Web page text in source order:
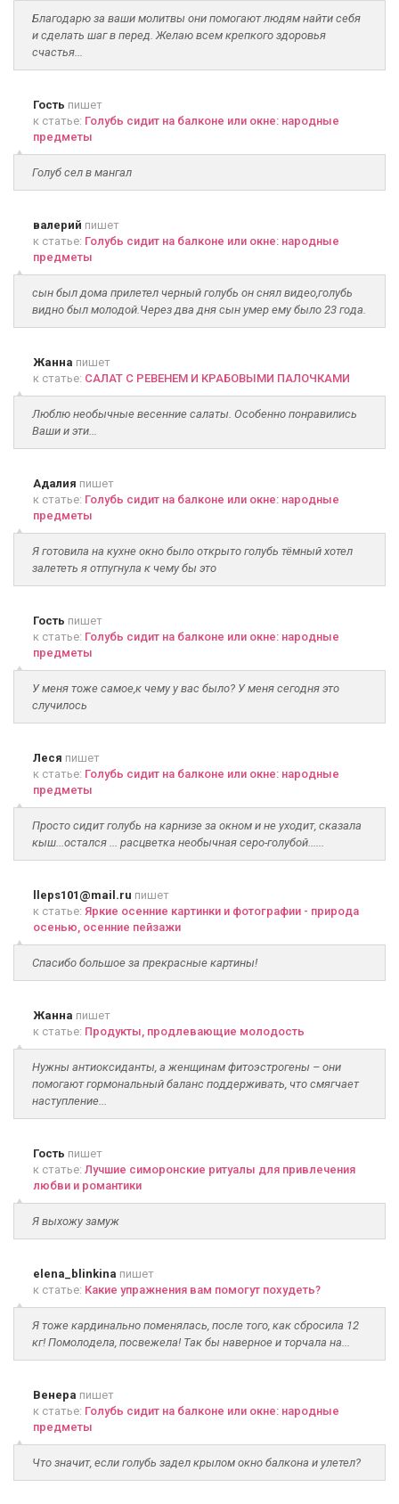
Благодарю за ваши молитвы они помогают людям найти себя
и сделать шаг в перед. Желаю всем крепкого здоровья
счастья...
Гость пишет
к статье: Голубь сидит на балконе или окне: народные
предметы
Голуб сел в мангал
валерий пишет
к статье: Голубь сидит на балконе или окне: народные
предметы
сын был дома прилетел черный голубь он снял видео,голубь
видно был молодой.Через два дня сын умер ему было 23 года.
Жанна пишет
к статье: САЛАТ С РЕВЕНЕМ И КРАБОВЫМИ ПАЛОЧКАМИ
Люблю необычные весенние салаты. Особенно понравились
Ваши и эти...
Адалия пишет
к статье: Голубь сидит на балконе или окне: народные
предметы
Я готовила на кухне окно было открыто голубь тёмный хотел
залететь я отпугнула к чему бы это
Гость пишет
к статье: Голубь сидит на балконе или окне: народные
предметы
У меня тоже самое,к чему у вас было? У меня сегодня это
случилось
Леся пишет
к статье: Голубь сидит на балконе или окне: народные
предметы
Просто сидит голубь на карнизе за окном и не уходит, сказала
кыш...остался ... расцветка необычная серо-голубой......
lleps101@mail.ru пишет
к статье: Яркие осенние картинки и фотографии - природа
осенью, осенние пейзажи
Спасибо большое за прекрасные картины!
Жанна пишет
к статье: Продукты, продлевающие молодость
Нужны антиоксиданты, а женщинам фитоэстрогены – они
помогают гормональный баланс поддерживать, что смягчает
наступление...
Гость пишет
к статье: Лучшие симоронские ритуалы для привлечения
любви и романтики
Я выхожу замуж
elena_blinkina пишет
к статье: Какие упражнения вам помогут похудеть?
Я тоже кардинально поменялась, после того, как сбросила 12
кг! Помолодела, посвежела! Так бы наверное и торчала на...
Венера пишет
к статье: Голубь сидит на балконе или окне: народные
предметы
Что значит, если голубь задел крылом окно балкона и улетел?